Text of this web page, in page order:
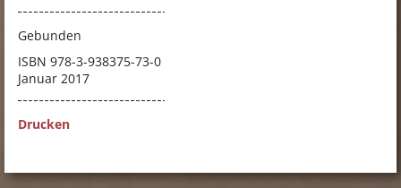
Gebunden
ISBN 978-3-938375-73-0
Januar 2017
Drucken